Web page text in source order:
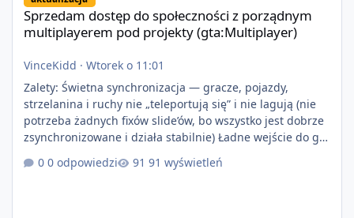
Sprzedam dostęp do społeczności z porządnym
multiplayerem pod projekty (gta:Multiplayer)
VinceKidd · Wtorek o 11:01
Zalety: Świetna synchronizacja — gracze, pojazdy,
strzelanina i ruchy nie „teleportują się” i nie lagują (nie
potrzeba żadnych fixów slide’ów, bo wszystko jest dobrze
zsynchronizowane i działa stabilnie) Ładne wejście do gry
+ solidny antycheat na poziomie multiplayera Wygodne
pisanie własnych modów i skryptów (wsparcie C# / JS /
0 odpowiedzi 91 wyświetleń